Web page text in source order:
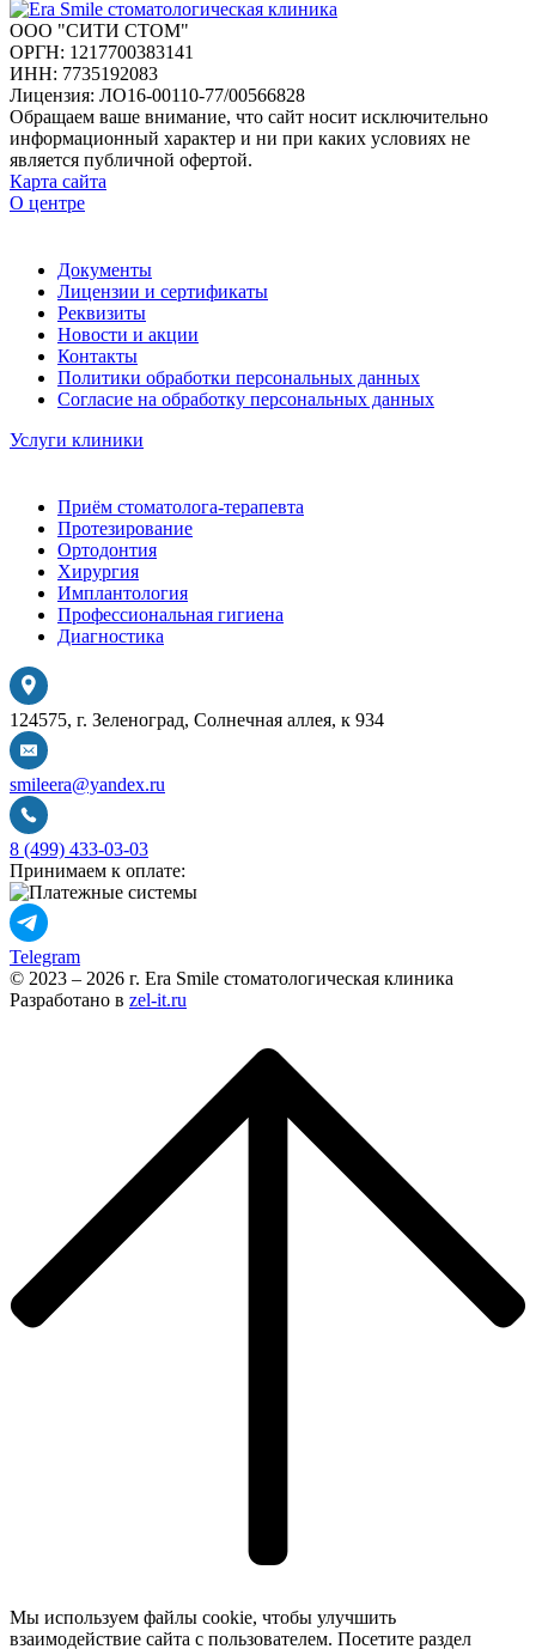
ООО "СИТИ СТОМ"
ОРГН: 1217700383141
ИНН: 7735192083
Лицензия: ЛО16-00110-77/00566828
Обращаем ваше внимание, что сайт носит исключительно
информационный характер и ни при каких условиях не
является публичной офертой.
Карта сайта
О центре
Документы
Лицензии и сертификаты
Реквизиты
Новости и акции
Контакты
Политики обработки персональных данных
Согласие на обработку персональных данных
Услуги клиники
Приём стоматолога-терапевта
Протезирование
Ортодонтия
Хирургия
Имплантология
Профессиональная гигиена
Диагностика
124575, г. Зеленоград, Солнечная аллея, к 934
smileera@yandex.ru
8 (499) 433-03-03
Принимаем к оплате:
Telegram
© 2023 – 2026 г. Era Smile стоматологическая клиника
Разработано в zel-it.ru
Мы используем файлы cookie, чтобы улучшить
взаимодействие сайта с пользователем. Посетите раздел